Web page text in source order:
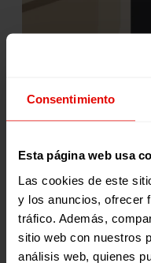
Consentimiento
Esta página web usa
Las cookies de este
y los anuncios, ofrecer
tráfico. Además,
sitio web con nuestros
análisis web, quienes
REVISTA
Es tiempo de
esperanza. Por